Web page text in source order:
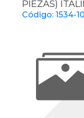
PIEZAS)
Código: 1534-